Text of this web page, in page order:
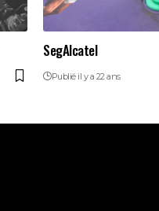
SegAlcatel
Publié il y a 22 ans